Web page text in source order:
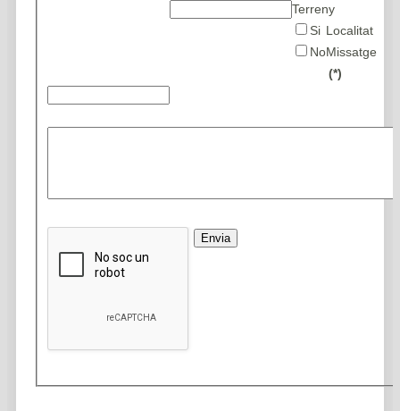
Terreny
Si
No
Localitat
Missatge
(*)
Envia